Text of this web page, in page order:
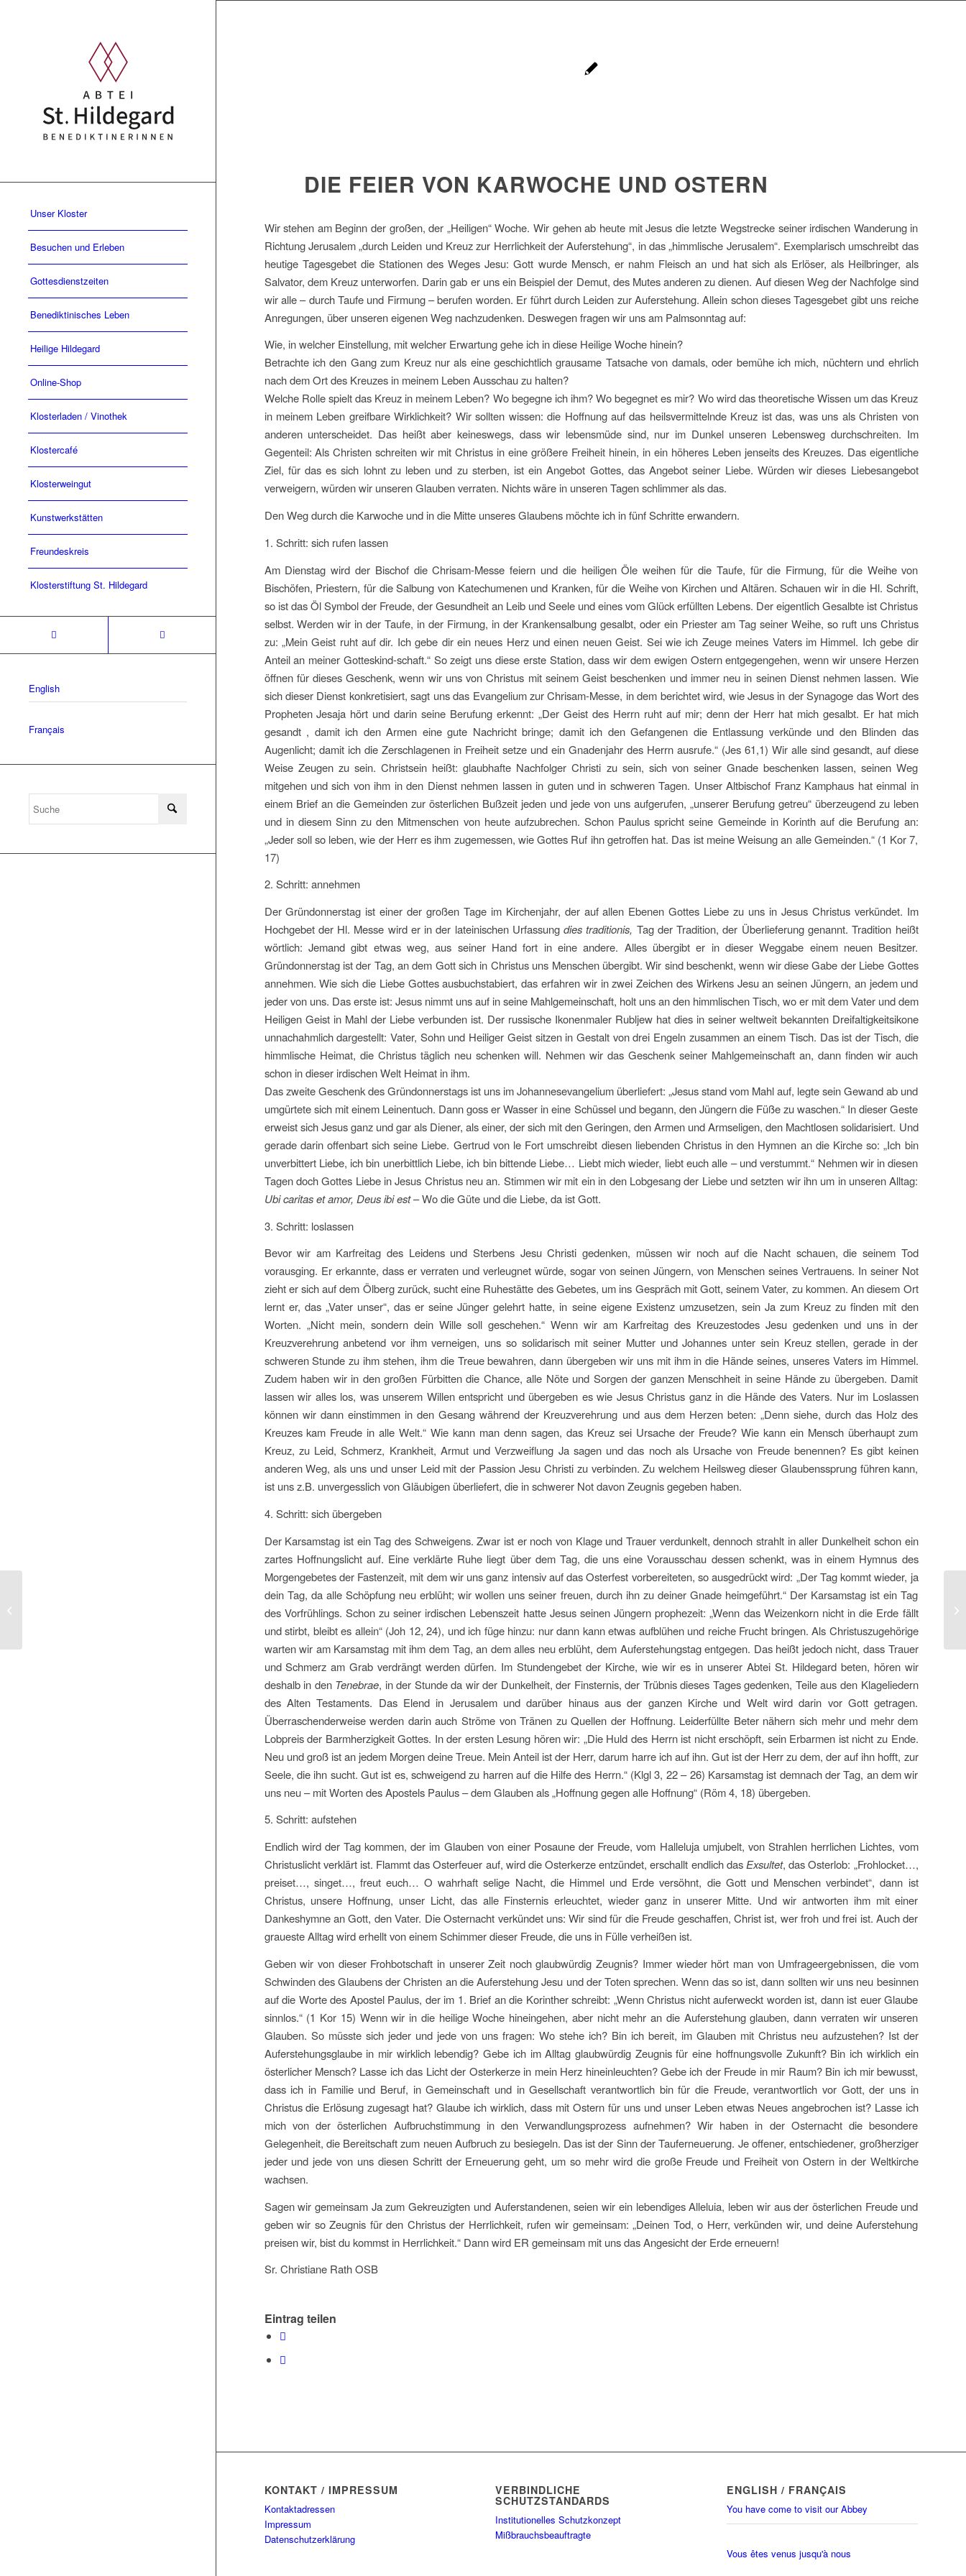
Unser Kloster
Besuchen und Erleben
Gottesdienstzeiten
Benediktinisches Leben
Heilige Hildegard
Online-Shop
Klosterladen / Vinothek
Klostercafé
Klosterweingut
Kunstwerkstätten
Freundeskreis
Klosterstiftung St. Hildegard
English
Français
DIE FEIER VON KARWOCHE UND OSTERN
Wir stehen am Beginn der großen, der „Heiligen“ Woche. Wir gehen ab heute mit Jesus die letzte Wegstrecke seiner irdischen Wanderung in
Richtung Jerusalem „durch Leiden und Kreuz zur Herrlichkeit der Auferstehung“, in das „himmlische Jerusalem“. Exemplarisch umschreibt das
heutige Tagesgebet die Stationen des Weges Jesu: Gott wurde Mensch, er nahm Fleisch an und hat sich als Erlöser, als Heilbringer, als
Salvator, dem Kreuz unterworfen. Darin gab er uns ein Beispiel der Demut, des Mutes anderen zu dienen. Auf diesen Weg der Nachfolge sind
wir alle – durch Taufe und Firmung – berufen worden. Er führt durch Leiden zur Auferstehung. Allein schon dieses Tagesgebet gibt uns reiche
Anregungen, über unseren eigenen Weg nachzudenken. Deswegen fragen wir uns am Palmsonntag auf:
Wie, in welcher Einstellung, mit welcher Erwartung gehe ich in diese Heilige Woche hinein?
Betrachte ich den Gang zum Kreuz nur als eine geschichtlich grausame Tatsache von damals, oder bemühe ich mich, nüchtern und ehrlich
nach dem Ort des Kreuzes in meinem Leben Ausschau zu halten?
Welche Rolle spielt das Kreuz in meinem Leben? Wo begegne ich ihm? Wo begegnet es mir? Wo wird das theoretische Wissen um das Kreuz
in meinem Leben greifbare Wirklichkeit? Wir sollten wissen: die Hoffnung auf das heilsvermittelnde Kreuz ist das, was uns als Christen von
anderen unterscheidet. Das heißt aber keineswegs, dass wir lebensmüde sind, nur im Dunkel unseren Lebensweg durchschreiten. Im
Gegenteil: Als Christen schreiten wir mit Christus in eine größere Freiheit hinein, in ein höheres Leben jenseits des Kreuzes. Das eigentliche
Ziel, für das es sich lohnt zu leben und zu sterben, ist ein Angebot Gottes, das Angebot seiner Liebe. Würden wir dieses Liebesangebot
verweigern, würden wir unseren Glauben verraten. Nichts wäre in unseren Tagen schlimmer als das.
Den Weg durch die Karwoche und in die Mitte unseres Glaubens möchte ich in fünf Schritte erwandern.
1. Schritt: sich rufen lassen
Am Dienstag wird der Bischof die Chrisam-Messe feiern und die heiligen Öle weihen für die Taufe, für die Firmung, für die Weihe von
Bischöfen, Priestern, für die Salbung von Katechumenen und Kranken, für die Weihe von Kirchen und Altären. Schauen wir in die Hl. Schrift,
so ist das Öl Symbol der Freude, der Gesundheit an Leib und Seele und eines vom Glück erfüllten Lebens. Der eigentlich Gesalbte ist Christus
selbst. Werden wir in der Taufe, in der Firmung, in der Krankensalbung gesalbt, oder ein Priester am Tag seiner Weihe, so ruft uns Christus
zu: „Mein Geist ruht auf dir. Ich gebe dir ein neues Herz und einen neuen Geist. Sei wie ich Zeuge meines Vaters im Himmel. Ich gebe dir
Anteil an meiner Gotteskind-schaft.“ So zeigt uns diese erste Station, dass wir dem ewigen Ostern entgegengehen, wenn wir unsere Herzen
öffnen für dieses Geschenk, wenn wir uns von Christus mit seinem Geist beschenken und immer neu in seinen Dienst nehmen lassen. Wie
sich dieser Dienst konkretisiert, sagt uns das Evangelium zur Chrisam-Messe, in dem berichtet wird, wie Jesus in der Synagoge das Wort des
Propheten Jesaja hört und darin seine Berufung erkennt: „Der Geist des Herrn ruht auf mir; denn der Herr hat mich gesalbt. Er hat mich
gesandt , damit ich den Armen eine gute Nachricht bringe; damit ich den Gefangenen die Entlassung verkünde und den Blinden das
Augenlicht; damit ich die Zerschlagenen in Freiheit setze und ein Gnadenjahr des Herrn ausrufe.“ (Jes 61,1) Wir alle sind gesandt, auf diese
Weise Zeugen zu sein. Christsein heißt: glaubhafte Nachfolger Christi zu sein, sich von seiner Gnade beschenken lassen, seinen Weg
mitgehen und sich von ihm in den Dienst nehmen lassen in guten und in schweren Tagen. Unser Altbischof Franz Kamphaus hat einmal in
einem Brief an die Gemeinden zur österlichen Bußzeit jeden und jede von uns aufgerufen, „unserer Berufung getreu“ überzeugend zu leben
und in diesem Sinn zu den Mitmenschen von heute aufzubrechen. Schon Paulus spricht seine Gemeinde in Korinth auf die Berufung an:
„Jeder soll so leben, wie der Herr es ihm zugemessen, wie Gottes Ruf ihn getroffen hat. Das ist meine Weisung an alle Gemeinden.“ (1 Kor 7,
17)
2. Schritt: annehmen
Der Gründonnerstag ist einer der großen Tage im Kirchenjahr, der auf allen Ebenen Gottes Liebe zu uns in Jesus Christus verkündet. Im
Hochgebet der Hl. Messe wird er in der lateinischen Urfassungdies traditionis, Tag der Tradition, der Überlieferung genannt. Tradition heißt
wörtlich: Jemand gibt etwas weg, aus seiner Hand fort in eine andere. Alles übergibt er in dieser Weggabe einem neuen Besitzer.
Gründonnerstag ist der Tag, an dem Gott sich in Christus uns Menschen übergibt. Wir sind beschenkt, wenn wir diese Gabe der Liebe Gottes
annehmen. Wie sich die Liebe Gottes ausbuchstabiert, das erfahren wir in zwei Zeichen des Wirkens Jesu an seinen Jüngern, an jedem und
jeder von uns. Das erste ist: Jesus nimmt uns auf in seine Mahlgemeinschaft, holt uns an den himmlischen Tisch, wo er mit dem Vater und dem
Heiligen Geist in Mahl der Liebe verbunden ist. Der russische Ikonenmaler Rubljew hat dies in seiner weltweit bekannten Dreifaltigkeitsikone
unnachahmlich dargestellt: Vater, Sohn und Heiliger Geist sitzen in Gestalt von drei Engeln zusammen an einem Tisch. Das ist der Tisch, die
himmlische Heimat, die Christus täglich neu schenken will. Nehmen wir das Geschenk seiner Mahlgemeinschaft an, dann finden wir auch
schon in dieser irdischen Welt Heimat in ihm.
Das zweite Geschenk des Gründonnerstags ist uns im Johannesevangelium überliefert: „Jesus stand vom Mahl auf, legte sein Gewand ab und
umgürtete sich mit einem Leinentuch. Dann goss er Wasser in eine Schüssel und begann, den Jüngern die Füße zu waschen.“ In dieser Geste
erweist sich Jesus ganz und gar als Diener, als einer, der sich mit den Geringen, den Armen und Armseligen, den Machtlosen solidarisiert. Und
gerade darin offenbart sich seine Liebe. Gertrud von le Fort umschreibt diesen liebenden Christus in den Hymnen an die Kirche so: „Ich bin
unverbittert Liebe, ich bin unerbittlich Liebe, ich bin bittende Liebe… Liebt mich wieder, liebt euch alle – und verstummt.“ Nehmen wir in diesen
Tagen doch Gottes Liebe in Jesus Christus neu an. Stimmen wir mit ein in den Lobgesang der Liebe und setzten wir ihn um in unseren Alltag:
Ubi caritas et amor, Deus ibi est– Wo die Güte und die Liebe, da ist Gott.
3. Schritt: loslassen
Bevor wir am Karfreitag des Leidens und Sterbens Jesu Christi gedenken, müssen wir noch auf die Nacht schauen, die seinem Tod
vorausging. Er erkannte, dass er verraten und verleugnet würde, sogar von seinen Jüngern, von Menschen seines Vertrauens. In seiner Not
zieht er sich auf dem Ölberg zurück, sucht eine Ruhestätte des Gebetes, um ins Gespräch mit Gott, seinem Vater, zu kommen. An diesem Ort
lernt er, das „Vater unser“, das er seine Jünger gelehrt hatte, in seine eigene Existenz umzusetzen, sein Ja zum Kreuz zu finden mit den
Worten. „Nicht mein, sondern dein Wille soll geschehen.“ Wenn wir am Karfreitag des Kreuzestodes Jesu gedenken und uns in der
Kreuzverehrung anbetend vor ihm verneigen, uns so solidarisch mit seiner Mutter und Johannes unter sein Kreuz stellen, gerade in der
schweren Stunde zu ihm stehen, ihm die Treue bewahren, dann übergeben wir uns mit ihm in die Hände seines, unseres Vaters im Himmel.
Zudem haben wir in den großen Fürbitten die Chance, alle Nöte und Sorgen der ganzen Menschheit in seine Hände zu übergeben. Damit
lassen wir alles los, was unserem Willen entspricht und übergeben es wie Jesus Christus ganz in die Hände des Vaters. Nur im Loslassen
können wir dann einstimmen in den Gesang während der Kreuzverehrung und aus dem Herzen beten: „Denn siehe, durch das Holz des
Kreuzes kam Freude in alle Welt.“ Wie kann man denn sagen, das Kreuz sei Ursache der Freude? Wie kann ein Mensch überhaupt zum
Kreuz, zu Leid, Schmerz, Krankheit, Armut und Verzweiflung Ja sagen und das noch als Ursache von Freude benennen? Es gibt keinen
anderen Weg, als uns und unser Leid mit der Passion Jesu Christi zu verbinden. Zu welchem Heilsweg dieser Glaubenssprung führen kann,
ist uns z.B. unvergesslich von Gläubigen überliefert, die in schwerer Not davon Zeugnis gegeben haben.
4. Schritt: sich übergeben
Der Karsamstag ist ein Tag des Schweigens. Zwar ist er noch von Klage und Trauer verdunkelt, dennoch strahlt in aller Dunkelheit schon ein
zartes Hoffnungslicht auf. Eine verklärte Ruhe liegt über dem Tag, die uns eine Vorausschau dessen schenkt, was in einem Hymnus des
Morgengebetes der Fastenzeit, mit dem wir uns ganz intensiv auf das Osterfest vorbereiteten, so ausgedrückt wird: „Der Tag kommt wieder, ja
dein Tag, da alle Schöpfung neu erblüht; wir wollen uns seiner freuen, durch ihn zu deiner Gnade heimgeführt.“ Der Karsamstag ist ein Tag
des Vorfrühlings. Schon zu seiner irdischen Lebenszeit hatte Jesus seinen Jüngern prophezeit: „Wenn das Weizenkorn nicht in die Erde fällt
und stirbt, bleibt es allein“ (Joh 12, 24), und ich füge hinzu: nur dann kann etwas aufblühen und reiche Frucht bringen. Als Christuszugehörige
warten wir am Karsamstag mit ihm dem Tag, an dem alles neu erblüht, dem Auferstehungstag entgegen. Das heißt jedoch nicht, dass Trauer
und Schmerz am Grab verdrängt werden dürfen. Im Stundengebet der Kirche, wie wir es in unserer Abtei St. Hildegard beten, hören wir
deshalb in den Tenebrae, in der Stunde da wir der Dunkelheit, der Finsternis, der Trübnis dieses Tages gedenken, Teile aus den Klageliedern
des Alten Testaments. Das Elend in Jerusalem und darüber hinaus aus der ganzen Kirche und Welt wird darin vor Gott getragen.
Überraschenderweise werden darin auch Ströme von Tränen zu Quellen der Hoffnung. Leiderfüllte Beter nähern sich mehr und mehr dem
Lobpreis der Barmherzigkeit Gottes. In der ersten Lesung hören wir: „Die Huld des Herrn ist nicht erschöpft, sein Erbarmen ist nicht zu Ende.
Neu und groß ist an jedem Morgen deine Treue. Mein Anteil ist der Herr, darum harre ich auf ihn. Gut ist der Herr zu dem, der auf ihn hofft, zur
Seele, die ihn sucht. Gut ist es, schweigend zu harren auf die Hilfe des Herrn.“ (Klgl 3, 22 – 26) Karsamstag ist demnach der Tag, an dem wir
uns neu – mit Worten des Apostels Paulus – dem Glauben als „Hoffnung gegen alle Hoffnung“ (Röm 4, 18) übergeben.
5. Schritt: aufstehen
Endlich wird der Tag kommen, der im Glauben von einer Posaune der Freude, vom Halleluja umjubelt, von Strahlen herrlichen Lichtes, vom
Christuslicht verklärt ist. Flammt das Osterfeuer auf, wird die Osterkerze entzündet, erschallt endlich das Exsultet, das Osterlob: „Frohlocket…,
preiset…, singet…, freut euch… O wahrhaft selige Nacht, die Himmel und Erde versöhnt, die Gott und Menschen verbindet“, dann ist
Christus, unsere Hoffnung, unser Licht, das alle Finsternis erleuchtet, wieder ganz in unserer Mitte. Und wir antworten ihm mit einer
Dankeshymne an Gott, den Vater. Die Osternacht verkündet uns: Wir sind für die Freude geschaffen, Christ ist, wer froh und frei ist. Auch der
graueste Alltag wird erhellt von einem Schimmer dieser Freude, die uns in Fülle verheißen ist.
Geben wir von dieser Frohbotschaft in unserer Zeit noch glaubwürdig Zeugnis? Immer wieder hört man von Umfrageergebnissen, die vom
Schwinden des Glaubens der Christen an die Auferstehung Jesu und der Toten sprechen. Wenn das so ist, dann sollten wir uns neu besinnen
auf die Worte des Apostel Paulus, der im 1. Brief an die Korinther schreibt: „Wenn Christus nicht auferweckt worden ist, dann ist euer Glaube
sinnlos.“ (1 Kor 15) Wenn wir in die heilige Woche hineingehen, aber nicht mehr an die Auferstehung glauben, dann verraten wir unseren
Glauben. So müsste sich jeder und jede von uns fragen: Wo stehe ich? Bin ich bereit, im Glauben mit Christus neu aufzustehen? Ist der
Auferstehungsglaube in mir wirklich lebendig? Gebe ich im Alltag glaubwürdig Zeugnis für eine hoffnungsvolle Zukunft? Bin ich wirklich ein
österlicher Mensch? Lasse ich das Licht der Osterkerze in mein Herz hineinleuchten? Gebe ich der Freude in mir Raum? Bin ich mir bewusst,
dass ich in Familie und Beruf, in Gemeinschaft und in Gesellschaft verantwortlich bin für die Freude, verantwortlich vor Gott, der uns in
Christus die Erlösung zugesagt hat? Glaube ich wirklich, dass mit Ostern für uns und unser Leben etwas Neues angebrochen ist? Lasse ich
mich von der österlichen Aufbruchstimmung in den Verwandlungsprozess aufnehmen? Wir haben in der Osternacht die besondere
Gelegenheit, die Bereitschaft zum neuen Aufbruch zu besiegeln. Das ist der Sinn der Tauferneuerung. Je offener, entschiedener, großherziger
jeder und jede von uns diesen Schritt der Erneuerung geht, um so mehr wird die große Freude und Freiheit von Ostern in der Weltkirche
wachsen.
Sagen wir gemeinsam Ja zum Gekreuzigten und Auferstandenen, seien wir ein lebendiges Alleluia, leben wir aus der österlichen Freude und
geben wir so Zeugnis für den Christus der Herrlichkeit, rufen wir gemeinsam: „Deinen Tod, o Herr, verkünden wir, und deine Auferstehung
preisen wir, bist du kommst in Herrlichkeit.“ Dann wird ER gemeinsam mit uns das Angesicht der Erde erneuern!
Sr. Christiane Rath OSB
Eintrag teilen
KONTAKT / IMPRESSUM
Kontaktadressen
Impressum
Datenschutzerklärung
VERBINDLICHE
SCHUTZSTANDARDS
Institutionelles Schutzkonzept
Mißbrauchsbeauftragte
ENGLISH / FRANÇAIS
You have come to visit our Abbey
Vous êtes venus jusqu'à nous